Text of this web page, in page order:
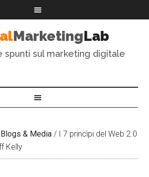
MarketingLab
spunti sul marketing digitale
Blogs & Media / I 7 princìpi del Web 2.0
Kelly